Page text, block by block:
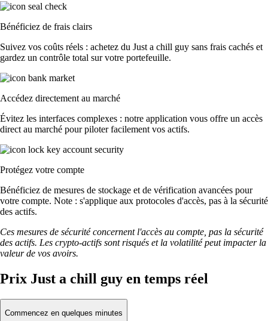
Bénéficiez de frais clairs
Suivez vos coûts réels : achetez du Just a chill guy sans frais cachés et
gardez un contrôle total sur votre portefeuille.
Accédez directement au marché
Évitez les interfaces complexes : notre application vous offre un accès
direct au marché pour piloter facilement vos actifs.
Protégez votre compte
Bénéficiez de mesures de stockage et de vérification avancées pour
votre compte. Note : s'applique aux protocoles d'accès, pas à la sécurité
des actifs.
Ces mesures de sécurité concernent l'accès au compte, pas la sécurité
des actifs. Les crypto-actifs sont risqués et la volatilité peut impacter la
valeur de vos avoirs.
Prix Just a chill guy en temps réel
Commencez en quelques minutes